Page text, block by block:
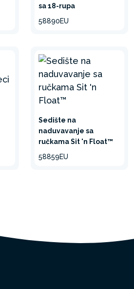
sa 18-rupa
58890EU
Sedište na
naduvavanje sa
ručkama Sit 'n Float™
58859EU